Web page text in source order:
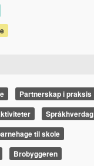
Partnerskap i praksis
Språkhverdag
til skole
Brobyggeren